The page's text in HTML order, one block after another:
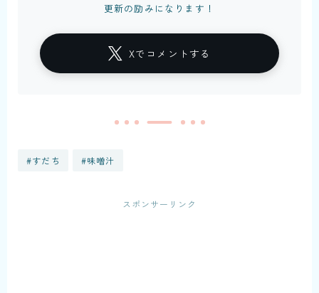
更新の励みになります！
Xでコメントする
#すだち #味噌汁
スポンサーリンク